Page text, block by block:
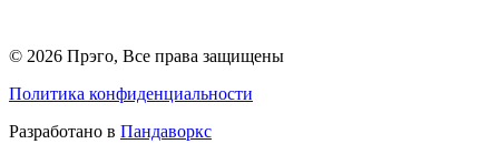
© 2026 Прэго, Все права защищены
Политика конфиденциальности
Разработано в Пандаворкс